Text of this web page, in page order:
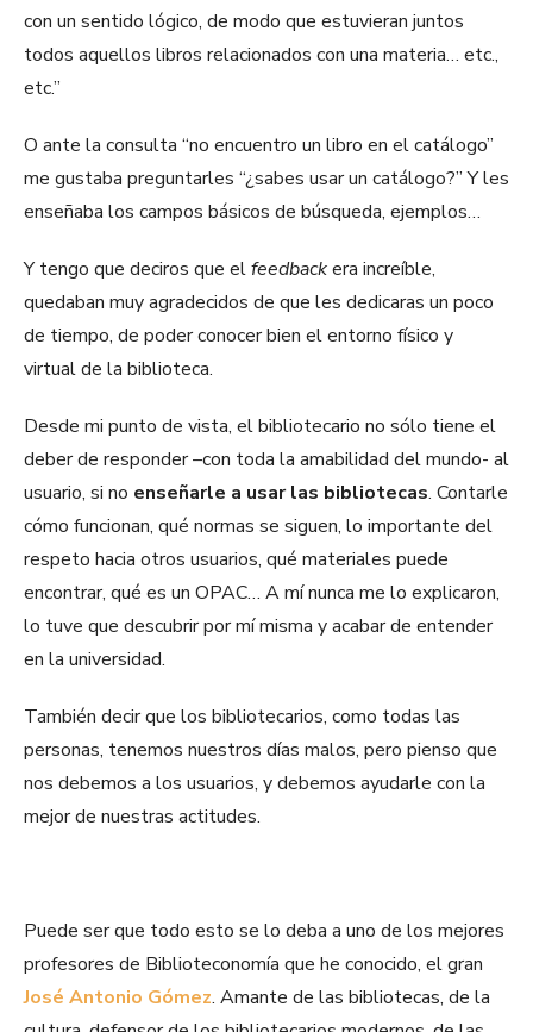
con un sentido lógico, de modo que estuvieran juntos
todos aquellos libros relacionados con una materia… etc.,
etc.”
O ante la consulta “no encuentro un libro en el catálogo”
me gustaba preguntarles “¿sabes usar un catálogo?” Y les
enseñaba los campos básicos de búsqueda, ejemplos…
Y tengo que deciros que elfeedbackera increíble,
quedaban muy agradecidos de que les dedicaras un poco
de tiempo, de poder conocer bien el entorno físico y
virtual de la biblioteca.
Desde mi punto de vista, el bibliotecario no sólo tiene el
deber de responder –con toda la amabilidad del mundo- al
usuario, si no enseñarle a usar las bibliotecas. Contarle
cómo funcionan, qué normas se siguen, lo importante del
respeto hacia otros usuarios, qué materiales puede
encontrar, qué es un OPAC… A mí nunca me lo explicaron,
lo tuve que descubrir por mí misma y acabar de entender
en la universidad.
También decir que los bibliotecarios, como todas las
personas, tenemos nuestros días malos, pero pienso que
nos debemos a los usuarios, y debemos ayudarle con la
mejor de nuestras actitudes.
Puede ser que todo esto se lo deba a uno de los mejores
profesores de Biblioteconomía que he conocido, el gran
José Antonio Gómez. Amante de las bibliotecas, de la